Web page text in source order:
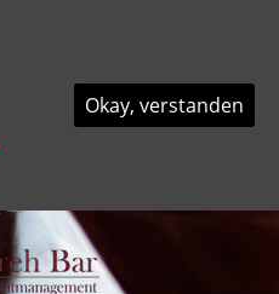
Okay, verstanden